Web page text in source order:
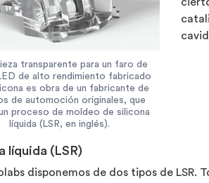
transparente para un faro de
de alto rendimiento fabricado
es obra de un fabricante de
de automoción originales, que
proceso de moldeo de silicona
líquida (LSR, en inglés).
líquida (LSR)
disponemos de dos tipos de LSR.